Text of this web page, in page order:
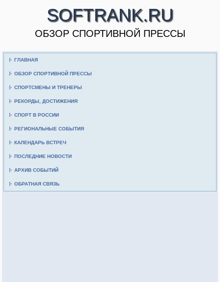
SOFTRANK.RU
ОБЗОР СПОРТИВНОЙ ПРЕССЫ
ГЛАВНАЯ
ОБЗОР СПОРТИВНОЙ ПРЕССЫ
СПОРТСМЕНЫ И ТРЕНЕРЫ
РЕКОРДЫ, ДОСТИЖЕНИЯ
СПОРТ В РОССИИ
РЕГИОНАЛЬНЫЕ СОБЫТИЯ
КАЛЕНДАРЬ ВСТРЕЧ
ПОСЛЕДНИЕ НОВОСТИ
АРХИВ СОБЫТИЙ
ОБРАТНАЯ СВЯЗЬ